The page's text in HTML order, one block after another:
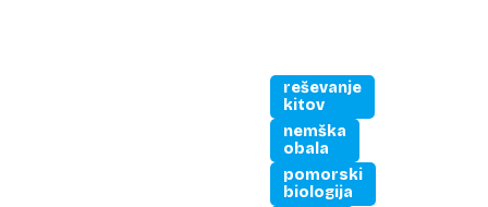
reševanje
kitov
nemška
obala
pomorski
biologija